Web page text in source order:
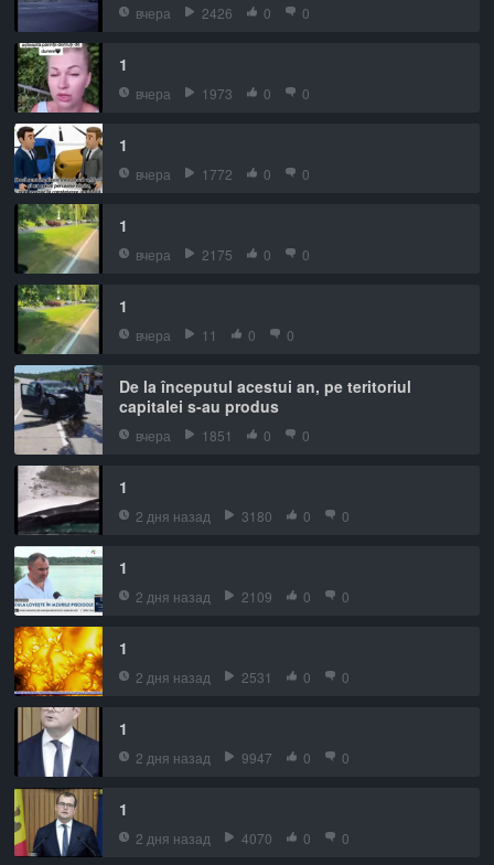
вчера 2426 0 0
1
вчера 1973 0 0
1
вчера 1772 0 0
1
вчера 2175 0 0
1
вчера 11 0 0
De la începutul acestui an, pe teritoriul
capitalei s-au produs
вчера 1851 0 0
1
2 дня назад 3180 0 0
1
2 дня назад 2109 0 0
1
2 дня назад 2531 0 0
1
2 дня назад 9947 0 0
1
2 дня назад 4070 0 0